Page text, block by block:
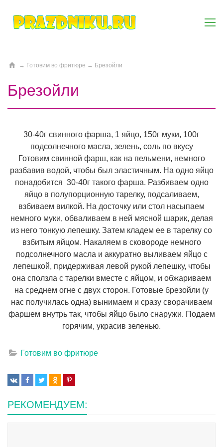
→ Готовим во фритюре → Брезойли
Брезойли
30-40г свинного фарша, 1 яйцо, 150г муки, 100г
подсолнечного масла, зелень, соль по вкусу
Готовим свинной фарш, как на пельмени, немного
разбавив водой, чтобы был эластичным. На одно яйцо
понадобится 30-40г такого фарша. Разбиваем одно
яйцо в полупорционную тарелку, подсаливаем,
взбиваем вилкой. На досточку или стол насыпаем
немного муки, обваливаем в ней мясной шарик, делая
из него тонкую лепешку. Затем кладем ее в тарелку со
взбитым яйцом. Накаляем в сковороде немного
подсолнечного масла и аккуратно выливаем яйцо с
лепешкой, придерживая левой рукой лепешку, чтобы
она сползла с тарелки вместе с яйцом, и обжариваем
на среднем огне с двух сторон. Готовые брезойли (у
нас получилась одна) вынимаем и сразу сворачиваем
фаршем внутрь так, чтобы яйцо было снаружи. Подаем
горячим, украсив зеленью.
Готовим во фритюре
РЕКОМЕНДУЕМ: